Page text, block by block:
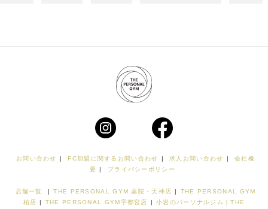
お問い合わせ | FC加盟に関するお問い合わせ | 求人お問い合わせ |
会社概
要 | プライバシーポリシー
店舗一覧 THE PERSONAL GYM 薬院・天神店
THE PERSONAL GYM
柏店
THE PERSONAL GYM宇都宮店
小岩のパーソナルジム｜THE